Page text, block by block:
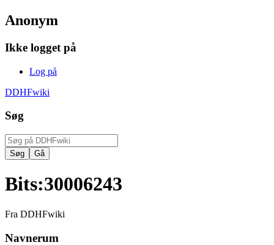
Anonym
Ikke logget på
Log på
DDHFwiki
Søg
Bits:30006243
Fra DDHFwiki
Navnerum